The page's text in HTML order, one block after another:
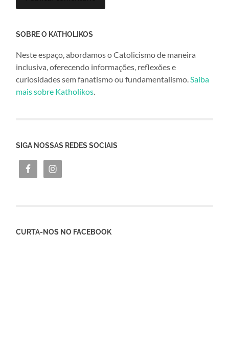
SOBRE O KATHOLIKOS
Neste espaço, abordamos o Catolicismo de maneira
inclusiva, oferecendo informações, reflexões e
curiosidades sem fanatismo ou fundamentalismo.Saiba
mais sobre Katholikos.
SIGA NOSSAS REDES SOCIAIS
CURTA-NOS NO FACEBOOK